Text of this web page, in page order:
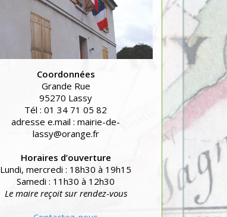
Coordonnées
Grande Rue
95270 Lassy
Tél : 01 34 71 05 82
adresse e.mail : mairie-de-
lassy@orange.fr
Horaires d’ouverture
Lundi, mercredi : 18h30 à 19h15
Samedi : 11h30 à 12h30
Le maire reçoit sur rendez-vous